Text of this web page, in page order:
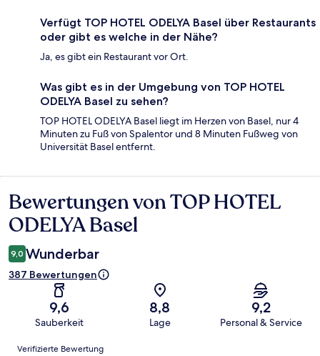
Verfügt TOP HOTEL ODELYA Basel über Restaurants
oder gibt es welche in der Nähe?
Ja, es gibt ein Restaurant vor Ort.
Was gibt es in der Umgebung von TOP HOTEL
ODELYA Basel zu sehen?
TOP HOTEL ODELYA Basel liegt im Herzen von Basel, nur 4
Minuten zu Fuß von Spalentor und 8 Minuten Fußweg von
Universität Basel entfernt.
Bewertungen
Bewertungen von TOP HOTEL
ODELYA Basel
9,0 Wunderbar
387 Bewertungen
9,6
Sauberkeit
8,8
Lage
9,2
Personal & Service
Bewertungen
Verifizierte Bewertung